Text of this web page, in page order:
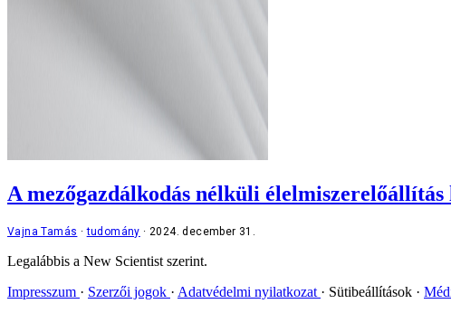
A mezőgazdálkodás nélküli élelmiszerelőállítás
Vajna Tamás tudomány 2024. december 31.
Legalábbis a New Scientist szerint.
Impresszum
Szerzői jogok Adatvédelmi nyilatkozat Sütibeállítások